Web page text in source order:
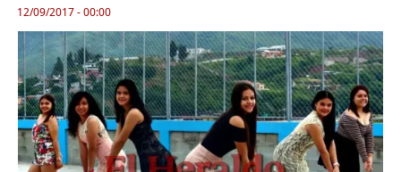
12/09/2017 - 00:00